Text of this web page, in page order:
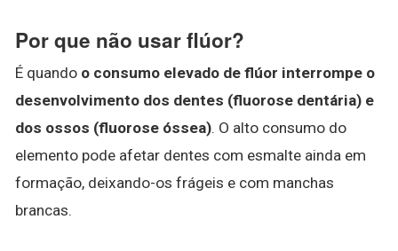
Por que não usar flúor?
É quando o consumo elevado de flúor interrompe o
desenvolvimento dos dentes (fluorose dentária) e
dos ossos (fluorose óssea). O alto consumo do
elemento pode afetar dentes com esmalte ainda em
formação, deixando-os frágeis e com manchas
brancas.